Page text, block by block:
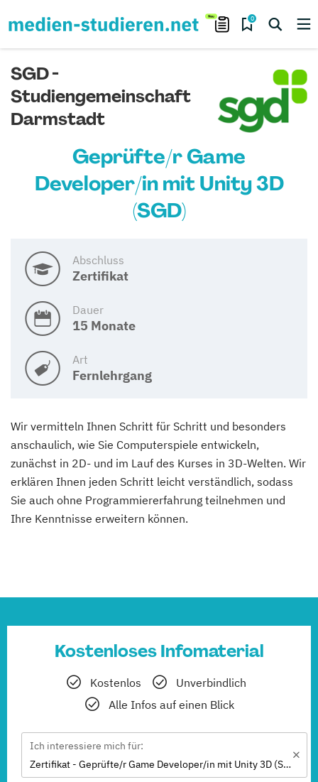
0
SGD -
Studiengemeinschaft
Darmstadt
Geprüfte/r Game
Developer/in mit Unity 3D
(SGD)
Abschluss
Zertifikat
Dauer
15 Monate
Art
Fernlehrgang
Wir vermitteln Ihnen Schritt für Schritt und besonders
anschaulich, wie Sie Computerspiele entwickeln,
zunächst in 2D- und im Lauf des Kurses in 3D-Welten. Wir
erklären Ihnen jeden Schritt leicht verständlich, sodass
Sie auch ohne Programmiererfahrung teilnehmen und
Ihre Kenntnisse erweitern können.
Kostenloses Infomaterial
Kostenlos
Unverbindlich
Alle Infos auf einen Blick
Ich interessiere mich für:
Zertifikat - Geprüfte/r Game Developer/in mit Unity 3D (SGD)